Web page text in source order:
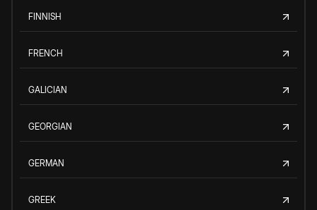
FINNISH
FRENCH
GALICIAN
GEORGIAN
GERMAN
GREEK